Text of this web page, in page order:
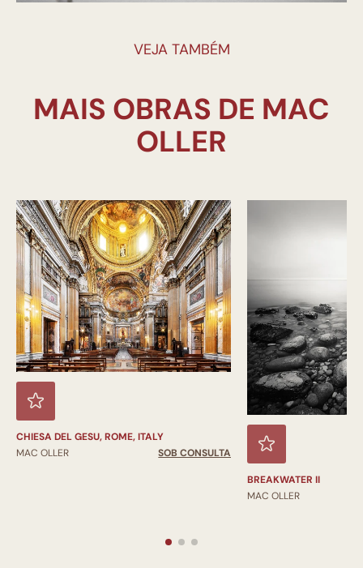
VEJA TAMBÉM
MAIS OBRAS DE MAC
CHIESA DEL GESU, ROME, ITALY
MAC OLLER
SOB CONSULTA
BREAKWATER II
MAC OLLER